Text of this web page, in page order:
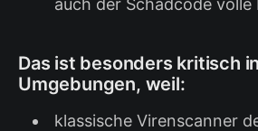
auch der Schadcode
Das ist besonders kritisch
Umgebungen, weil:
klassische Virenscanner